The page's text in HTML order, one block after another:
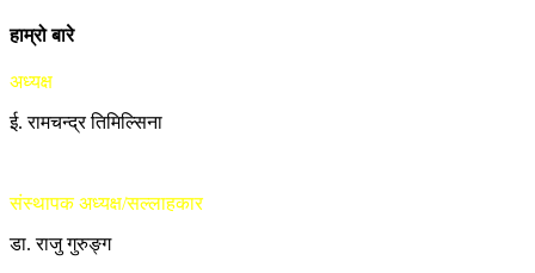
हाम्रो बारे
अध्यक्ष
ई. रामचन्द्र तिमिल्सिना
संस्थापक अध्यक्ष/सल्लाहकार
डा. राजु गुरुङ्ग